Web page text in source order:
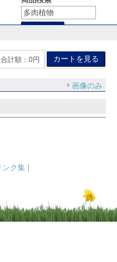
計額：0円
画像のみ
ンク集